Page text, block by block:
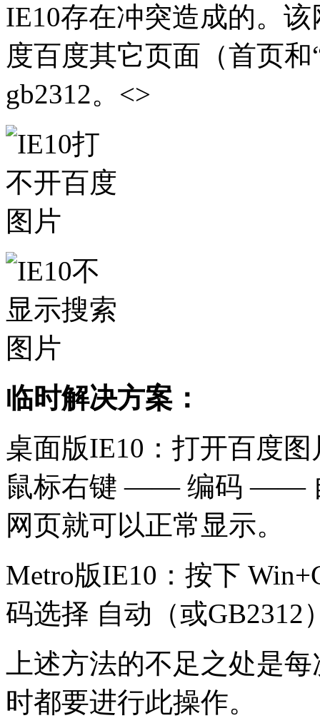
IE10存在冲突造成的。
度百度其它页面（首页
gb2312。<>
临时解决方案：
桌面版IE10：打开百度
鼠标右键 —— 编码 ——
网页就可以正常显示。
Metro版IE10：按下
码选择 自动（或GB2312
上述方法的不足之处是
时都要进行此操作。